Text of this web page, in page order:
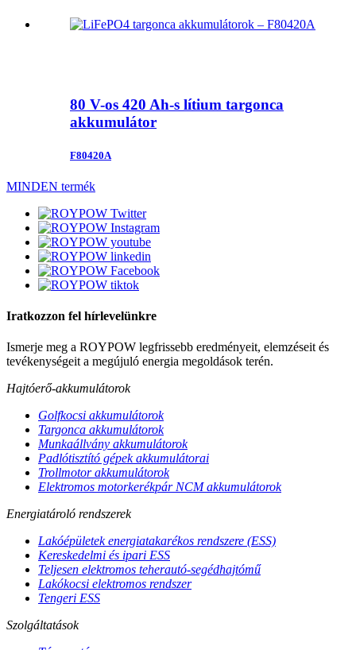
80 V-os 420 Ah-s lítium targonca
akkumulátor
F80420A
MINDEN termék
Iratkozzon fel hírlevelünkre
Ismerje meg a ROYPOW legfrissebb eredményeit, elemzéseit és
tevékenységeit a megújuló energia megoldások terén.
Hajtóerő-akkumulátorok
Golfkocsi akkumulátorok
Targonca akkumulátorok
Munkaállvány akkumulátorok
Padlótisztító gépek akkumulátorai
Trollmotor akkumulátorok
Elektromos motorkerékpár NCM akkumulátorok
Energiatároló rendszerek
Lakóépületek energiatakarékos rendszere (ESS)
Kereskedelmi és ipari ESS
Teljesen elektromos teherautó-segédhajtómű
Lakókocsi elektromos rendszer
Tengeri ESS
Szolgáltatások